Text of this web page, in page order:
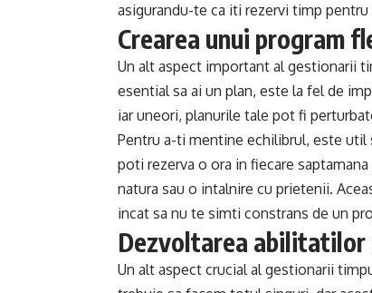
asigurandu-te ca iti rezervi timp
Crearea unui program
Un alt aspect important al gestionarii
esential sa ai un plan, este la fel de
iar uneori, planurile tale pot fi
Pentru a-ti mentine echilibrul, este
poti rezerva o ora in fiecare
natura sau o intalnire cu prietenii.
incat sa nu te simti constrans de un
Dezvoltarea abilitatilor
Un alt aspect crucial al gestionarii